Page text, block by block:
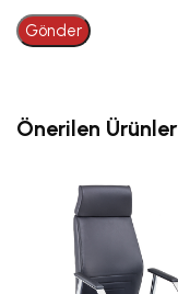
Önerilen Ürünler